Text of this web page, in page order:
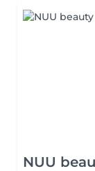
NUU